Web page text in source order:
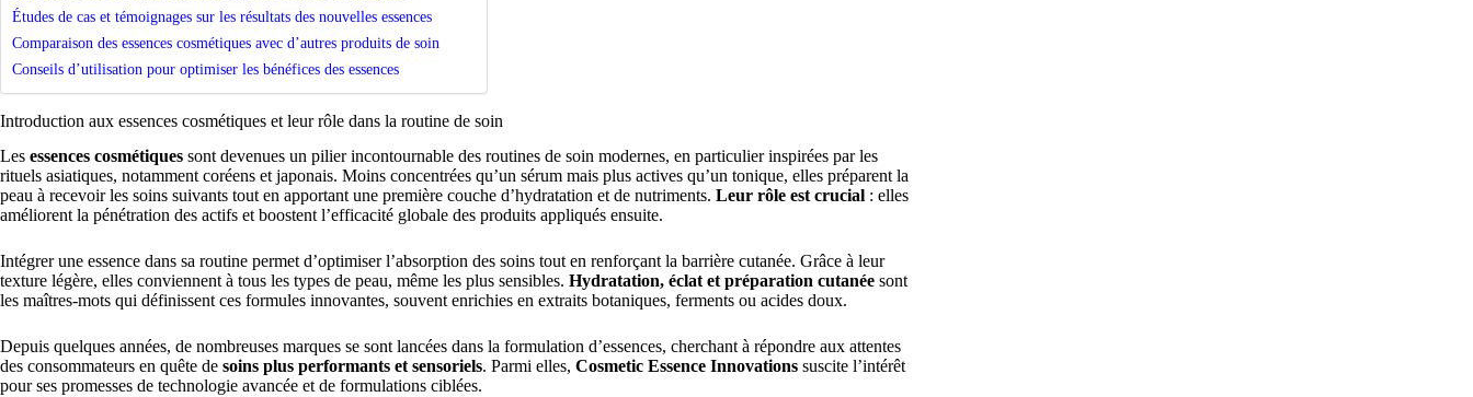
Études de cas et témoignages sur les résultats des nouvelles essences
Comparaison des essences cosmétiques avec d’autres produits de soin
Conseils d’utilisation pour optimiser les bénéfices des essences
Introduction aux essences cosmétiques et leur rôle dans la routine de soin
Les essences cosmétiques sont devenues un pilier incontournable des routines de soin modernes, en particulier inspirées par les
rituels asiatiques, notamment coréens et japonais. Moins concentrées qu’un sérum mais plus actives qu’un tonique, elles préparent la
peau à recevoir les soins suivants tout en apportant une première couche d’hydratation et de nutriments. Leur rôle est crucial : elles
améliorent la pénétration des actifs et boostent l’efficacité globale des produits appliqués ensuite.
Intégrer une essence dans sa routine permet d’optimiser l’absorption des soins tout en renforçant la barrière cutanée. Grâce à leur
texture légère, elles conviennent à tous les types de peau, même les plus sensibles. Hydratation, éclat et préparation cutanée sont
les maîtres-mots qui définissent ces formules innovantes, souvent enrichies en extraits botaniques, ferments ou acides doux.
Depuis quelques années, de nombreuses marques se sont lancées dans la formulation d’essences, cherchant à répondre aux attentes
des consommateurs en quête de soins plus performants et sensoriels. Parmi elles, Cosmetic Essence Innovations suscite l’intérêt
pour ses promesses de technologie avancée et de formulations ciblées.